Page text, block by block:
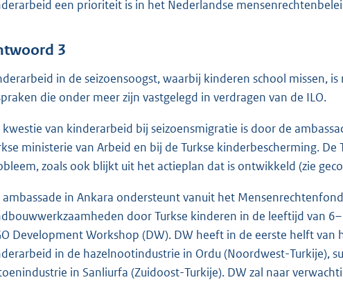
een prioriteit is in het Nederlandse
3
in de seizoensoogst, waarbij kinderen school missen,
die onder meer zijn vastgelegd in verdragen van de ILO.
kwestie van kinderarbeid bij seizoensmigratie is door de
ministerie van Arbeid en bij de Turkse kinderbescherming.
zoals ook blijkt uit het actieplan dat is ontwikkeld (zie
ambassade in Ankara ondersteunt vanuit het
door Turkse kinderen in de leeftijd van
Development Workshop (DW). DW heeft in de eerste helft
in de hazelnootindustrie in Ordu (Noordwest-Turkije),
in Sanliurfa (Zuidoost-Turkije). DW zal naar